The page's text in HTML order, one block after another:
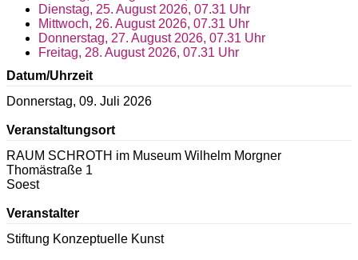
Dienstag, 25. August 2026, 07.31 Uhr
Mittwoch, 26. August 2026, 07.31 Uhr
Donnerstag, 27. August 2026, 07.31 Uhr
Freitag, 28. August 2026, 07.31 Uhr
Datum/Uhrzeit
Donnerstag, 09. Juli 2026
Veranstaltungsort
RAUM SCHROTH im Museum Wilhelm Morgner
Thomästraße 1
Soest
Veranstalter
Stiftung Konzeptuelle Kunst